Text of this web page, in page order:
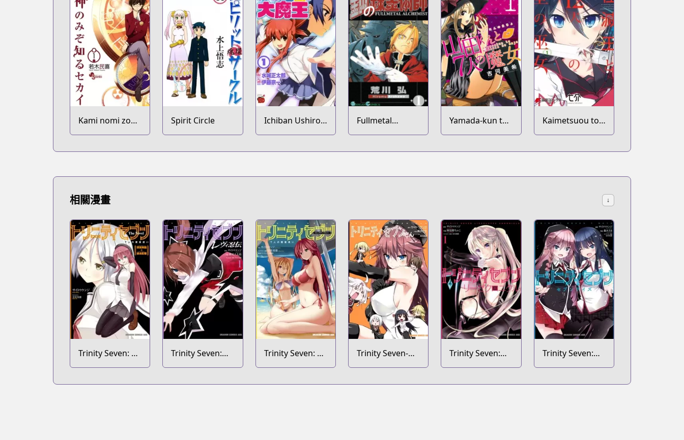
Kami nomi zo
Shiru Sekai
Spirit Circle
Ichiban Ushiro
no Daimaou
Fullmetal
Alchemist
Yamada-kun to
7-nin no Majo
Kaimetsuou to
12-nin no Hoshi
相關漫畫 ↓
Trinity Seven: 7-
nin no
Trinity Seven:
Levi Ninden
Trinity Seven: 7-
nin no
Trinity Seven-
san
Trinity Seven:
Liese Chronicle
Trinity Seven:
Seven Days